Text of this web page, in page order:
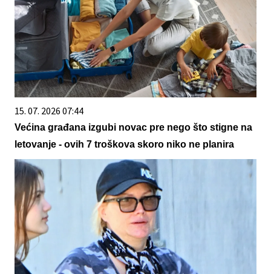
15. 07. 2026 07:44
Većina građana izgubi novac pre nego što stigne na
letovanje - ovih 7 troškova skoro niko ne planira